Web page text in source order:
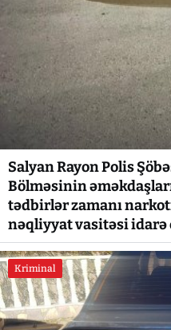
Salyan Rayon Polis
Bölməsinin
tədbirlər zamanı
nəqliyyat vasitəsi idarə
Kriminal